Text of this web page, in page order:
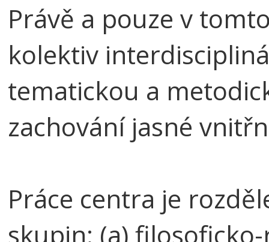
Právě a pouze v
kolektiv
tematickou a
zachování jasné
Práce centra je
skupin: (a)